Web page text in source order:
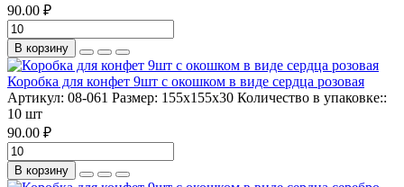
90.00 ₽
В корзину
Коробка для конфет 9шт с окошком в виде сердца розовая
Артикул: 08-061 Размер: 155х155х30 Количество в упаковке::
10 шт
90.00 ₽
В корзину